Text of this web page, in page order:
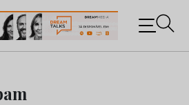
sobre os negócios do